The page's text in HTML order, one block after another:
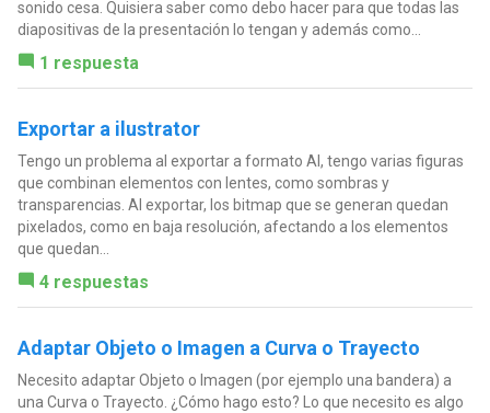
sonido cesa. Quisiera saber como debo hacer para que todas las
diapositivas de la presentación lo tengan y además como...
1 respuesta
Exportar a ilustrator
Tengo un problema al exportar a formato AI, tengo varias figuras
que combinan elementos con lentes, como sombras y
transparencias. Al exportar, los bitmap que se generan quedan
pixelados, como en baja resolución, afectando a los elementos
que quedan...
4 respuestas
Adaptar Objeto o Imagen a Curva o Trayecto
Necesito adaptar Objeto o Imagen (por ejemplo una bandera) a
una Curva o Trayecto. ¿Cómo hago esto? Lo que necesito es algo